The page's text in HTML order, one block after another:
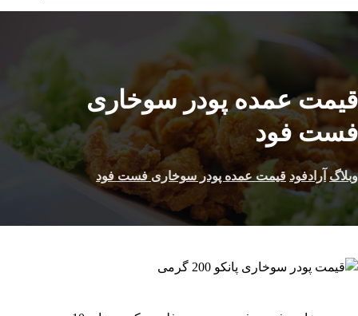
قیمت عمده پودر سوخاری
فست فود
وبلاگ آرادفود قیمت عمده پودر سوخاری فست فود